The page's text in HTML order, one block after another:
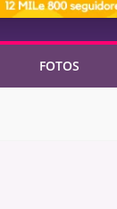
FOTOS